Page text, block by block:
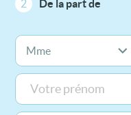
2 De la part de